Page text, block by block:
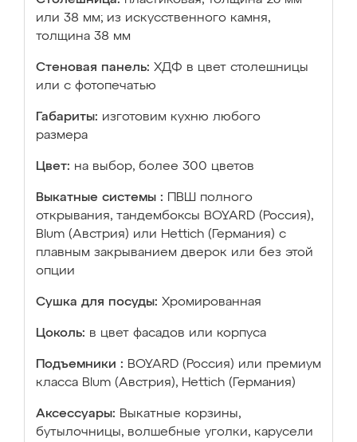
или 38 мм; из искусственного камня,
толщина 38 мм
Стеновая панель: ХДФ в цвет столешницы
или с фотопечатью
Габариты: изготовим кухню любого
размера
Цвет: на выбор, более 300 цветов
Выкатные системы :
ПВШ полного
открывания, тандембоксы BOYARD (Россия),
Blum (Австрия) или Hettich (Германия) с
плавным закрыванием дверок или без этой
опции
Сушка для посуды: Хромированная
Цоколь: в цвет фасадов или корпуса
Подъемники : BOYARD (Россия) или премиум
класса Blum (Австрия), Hettich (Германия)
Аксессуары: Выкатные корзины,
бутылочницы, волшебные уголки, карусели